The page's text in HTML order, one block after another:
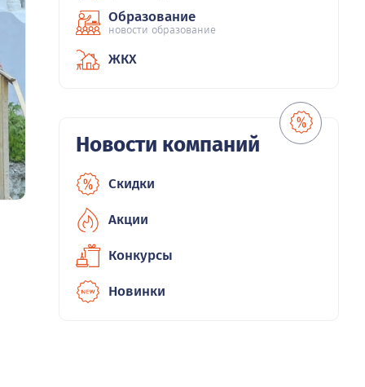
Образование
новости образование
ЖКХ
Новости компаний
Скидки
Акции
Конкурсы
Новинки